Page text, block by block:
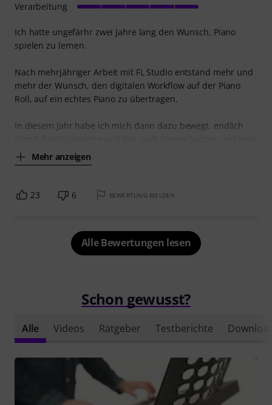
Ich hatte ungefärhr zwei Jahre lang den Wunsch, Piano
spielen zu lernen.
Nach mehrjähriger Arbeit mit FL Studio entstand mehr und
mehr der Wunsch, den digitalen Workflow auf der Piano
Roll, auf ein echtes Piano zu übertragen.
In diesem Jahr habe ich mich dann dazu bewegt, endlich
Mehr anzeigen
Verarbeitung
23 6 BEWERTUNG MELDEN
Alle Bewertungen lesen
Schon gewusst?
Alle Videos Ratgeber Testberichte